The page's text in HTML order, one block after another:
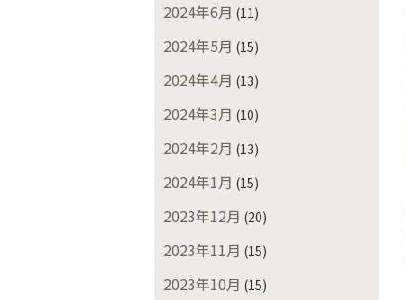
2024年6月 (11)
2024年5月 (15)
2024年4月 (13)
2024年3月 (10)
2024年2月 (13)
2024年1月 (15)
2023年12月 (20)
2023年11月 (15)
2023年10月 (15)